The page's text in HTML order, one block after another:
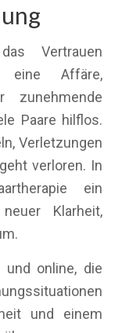
Vertrauen
Affäre,
zunehmende
Paare hilflos.
Verletzungen
verloren. In
ein
Klarheit,
und online, die
und einem